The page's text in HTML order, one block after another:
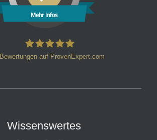
Mehr Infos
Bewertungen auf ProvenExpert.com
Wissenswertes